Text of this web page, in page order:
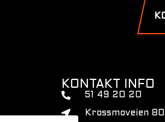
KONTAKT INFO
51 49 20 20
Krossmoveien